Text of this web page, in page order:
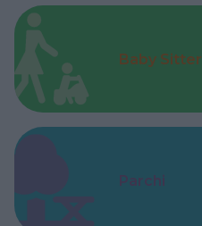
Baby Sitter
Parchi